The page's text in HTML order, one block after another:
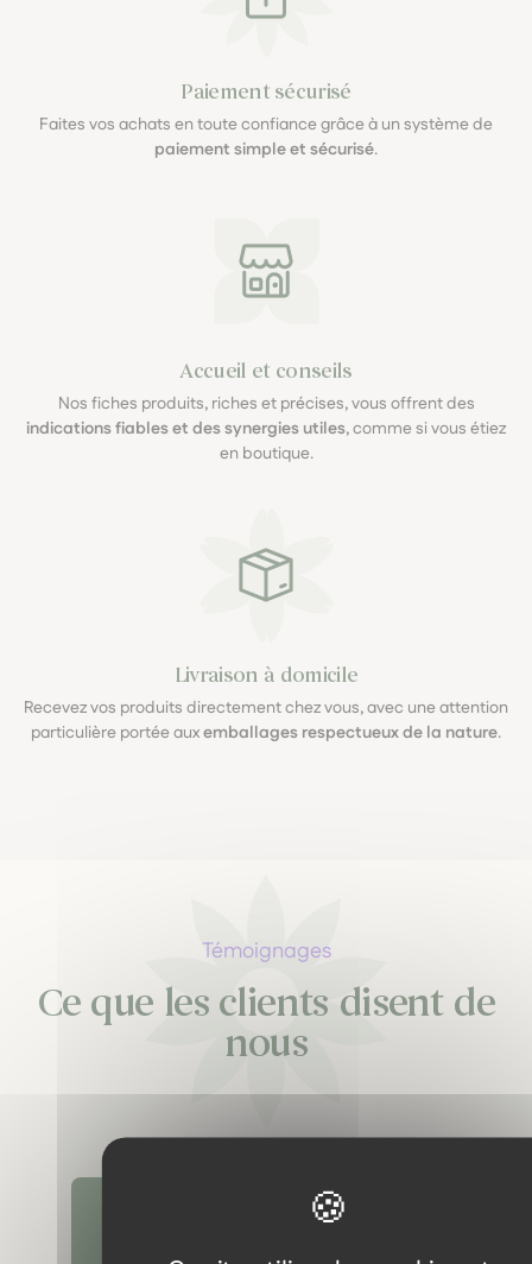
Paiement sécurisé
Faites vos achats en toute confiance grâce à un système de
paiement simple et sécurisé.
Accueil et conseils
Nos fiches produits, riches et précises, vous offrent des
indications fiables et des synergies utiles, comme si vous étiez
en boutique.
Livraison à domicile
Recevez vos produits directement chez vous, avec une attention
particulière portée auxemballages respectueux de la nature.
Témoignages
Ce que les clients disent de
nous
Découvrir tous les témoignages